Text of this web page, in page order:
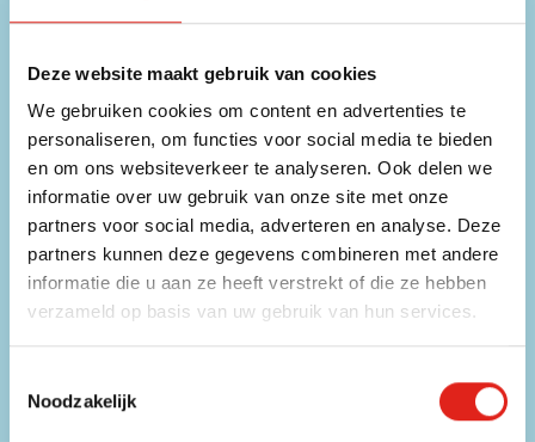
Deze website maakt gebruik van cookies
We gebruiken cookies om content en advertenties te
personaliseren, om functies voor social media te bieden
en om ons websiteverkeer te analyseren. Ook delen we
informatie over uw gebruik van onze site met onze
partners voor social media, adverteren en analyse. Deze
partners kunnen deze gegevens combineren met andere
informatie die u aan ze heeft verstrekt of die ze hebben
verzameld op basis van uw gebruik van hun services.
Noodzakelijk
FAQ
Mis geen enkele aanbieding!
Schrijf u in voor onze nieuwsbrief.
Voer uw e-mailadres in Schrijf u
Servicevoorwaardenvan Google zijn van toepassing.
Blijf op de hoogte van promoties en kortingen